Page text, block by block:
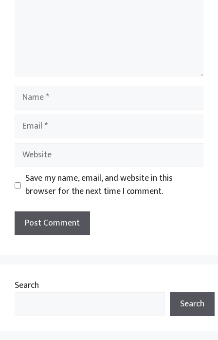
Name
Email
Website
Save my name, email, and website in this
browser for the next time I comment.
Search
Search